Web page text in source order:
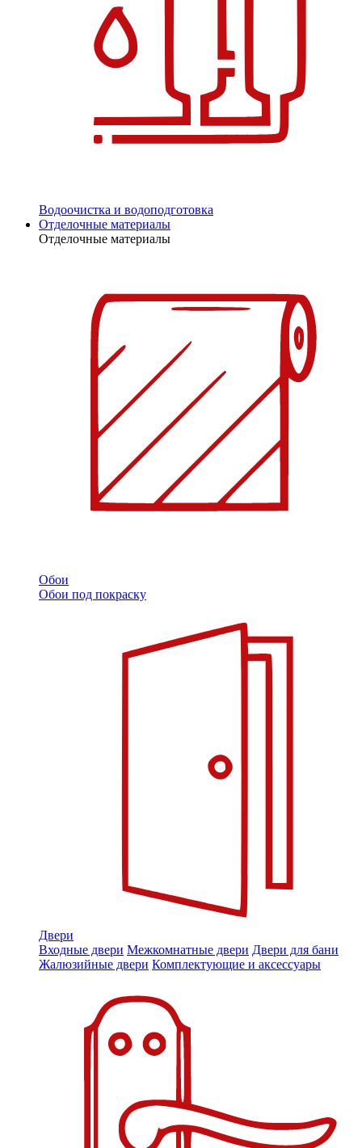
Водоочистка и водоподготовка
Отделочные материалы
Отделочные материалы
Обои
Обои под покраску
Двери
Входные двери Межкомнатные двери Двери для бани
Жалюзийные двери Комплектующие и аксессуары